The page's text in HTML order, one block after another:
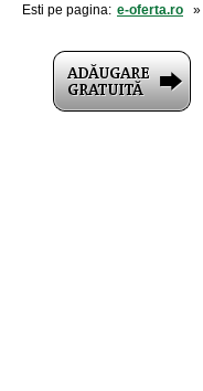
Esti pe pagina: e-oferta.ro »